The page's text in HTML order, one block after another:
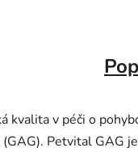
kvalita v péči o
Petvital GAG